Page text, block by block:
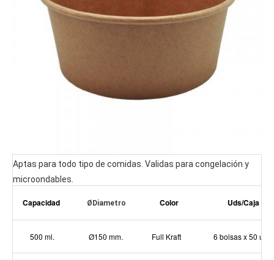
Aptas para todo tipo de comidas. Validas para congelación y
microondables.
Capacidad ØDiametro Color Uds/Caja
500 ml. Ø150 mm. Full Kraft 6 bolsas x 50